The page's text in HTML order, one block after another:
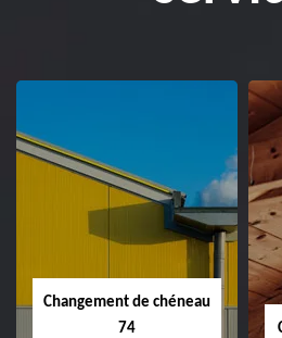
Changement de chéneau
74